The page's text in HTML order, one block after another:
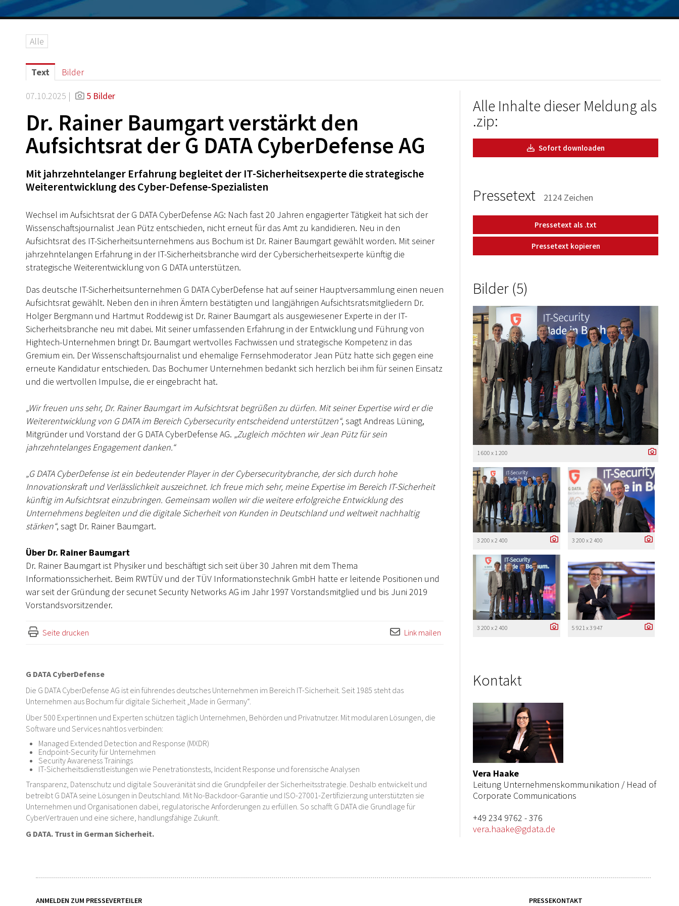
Alle
Text Bilder
07.10.2025 | 5 Bilder
Dr. Rainer Baumgart verstärkt den
Aufsichtsrat der G DATA CyberDefense AG
Mit jahrzehntelanger Erfahrung begleitet der IT-Sicherheitsexperte die strategische
Weiterentwicklung des Cyber-Defense-Spezialisten
Wechsel im Aufsichtsrat der G DATA CyberDefense AG: Nach fast 20 Jahren engagierter Tätigkeit hat sich der
Wissenschaftsjournalist Jean Pütz entschieden, nicht erneut für das Amt zu kandidieren. Neu in den
Aufsichtsrat des IT-Sicherheitsunternehmens aus Bochum ist Dr. Rainer Baumgart gewählt worden. Mit seiner
jahrzehntelangen Erfahrung in der IT-Sicherheitsbranche wird der Cybersicherheitsexperte künftig die
strategische Weiterentwicklung von G DATA unterstützen.
Das deutsche IT-Sicherheitsunternehmen G DATA CyberDefense hat auf seiner Hauptversammlung einen neuen
Aufsichtsrat gewählt. Neben den in ihren Ämtern bestätigten und langjährigen Aufsichtsratsmitgliedern Dr.
Holger Bergmann und Hartmut Roddewig ist Dr. Rainer Baumgart als ausgewiesener Experte in der IT-
Sicherheitsbranche neu mit dabei. Mit seiner umfassenden Erfahrung in der Entwicklung und Führung von
Hightech-Unternehmen bringt Dr. Baumgart wertvolles Fachwissen und strategische Kompetenz in das
Gremium ein. Der Wissenschaftsjournalist und ehemalige Fernsehmoderator Jean Pütz hatte sich gegen eine
erneute Kandidatur entschieden. Das Bochumer Unternehmen bedankt sich herzlich bei ihm für seinen Einsatz
und die wertvollen Impulse, die er eingebracht hat.
„Wir freuen uns sehr, Dr. Rainer Baumgart im Aufsichtsrat begrüßen zu dürfen. Mit seiner Expertise wird er die
Weiterentwicklung von G DATA im Bereich Cybersecurity entscheidend unterstützen“, sagt Andreas Lüning,
Mitgründer und Vorstand der G DATA CyberDefense AG. „Zugleich möchten wir Jean Pütz für sein
jahrzehntelanges Engagement danken.“
„G DATA CyberDefense ist ein bedeutender Player in der Cybersecuritybranche, der sich durch hohe
Innovationskraft und Verlässlichkeit auszeichnet. Ich freue mich sehr, meine Expertise im Bereich IT-Sicherheit
künftig im Aufsichtsrat einzubringen. Gemeinsam wollen wir die weitere erfolgreiche Entwicklung des
Unternehmens begleiten und die digitale Sicherheit von Kunden in Deutschland und weltweit nachhaltig
stärken“, sagt Dr. Rainer Baumgart.
Über Dr. Rainer Baumgart
Dr. Rainer Baumgart ist Physiker und beschäftigt sich seit über 30 Jahren mit dem Thema
Informationssicherheit. Beim RWTÜV und der TÜV Informationstechnik GmbH hatte er leitende Positionen und
war seit der Gründung der secunet Security Networks AG im Jahr 1997 Vorstandsmitglied und bis Juni 2019
Vorstandsvorsitzender.
Seite drucken Link mailen
G DATA CyberDefense
Die G DATA CyberDefense AG ist ein führendes deutsches Unternehmen im Bereich IT-Sicherheit. Seit 1985 steht das
Unternehmen aus Bochum für digitale Sicherheit „Made in Germany“.
Über 500 Expertinnen und Experten schützen täglich Unternehmen, Behörden und Privatnutzer. Mit modularen Lösungen, die
Software und Services nahtlos verbinden:
Managed Extended Detection and Response (MXDR)
Endpoint-Security für Unternehmen
Security Awareness Trainings
IT-Sicherheitsdienstleistungen wie Penetrationstests, Incident Response und forensische Analysen
Transparenz, Datenschutz und digitale Souveränität sind die Grundpfeiler der Sicherheitsstrategie. Deshalb entwickelt und
betreibt G DATA seine Lösungen in Deutschland. Mit No-Backdoor-Garantie und ISO-27001-Zertifizierzung unterstützten sie
Unternehmen und Organisationen dabei, regulatorische Anforderungen zu erfüllen. So schafft G DATA die Grundlage für
CyberVertrauen und eine sichere, handlungsfähige Zukunft.
G DATA. Trust in German Sicherheit.
Alle Inhalte dieser Meldung als
.zip:
Sofort downloaden
Pressetext 2124 Zeichen
Pressetext als .txt
Pressetext kopieren
Bilder (5)
1 600 x 1 200
3 200 x 2 400 3 200 x 2 400
3 200 x 2 400 5 921 x 3 947
Kontakt
Vera Haake
Leitung Unternehmenskommunikation / Head of
Corporate Communications
+49 234 9762 - 376
vera.haake@gdata.de
ANMELDEN ZUM PRESSEVERTEILER PRESSEKONTAKT